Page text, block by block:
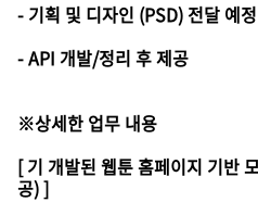
- 기획 및 디자인 (PSD) 전달 예정
- API 개발/정리 후 제공
※상세한 업무 내용
[ 기 개발된 웹툰 홈페이지 기반
공) ]